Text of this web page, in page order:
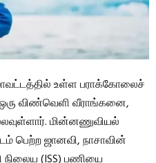
உள்ள பராக்கோலைச்
விண்வெளி வீராங்கனை,
மின்னணுவியல்
பெற்ற ஜானவி, நாசாவின்
நிலைய (ISS) பணியை